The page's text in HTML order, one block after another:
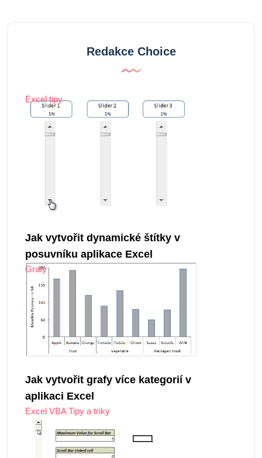
Redakce Choice
Excel tipy
Jak vytvořit dynamické štítky v
posuvníku aplikace Excel
Grafy
Jak vytvořit grafy více kategorií v
aplikaci Excel
Excel VBA Tipy a triky